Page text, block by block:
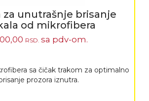
za unutrašnje brisanje
od mikrofibera
RSD. sa pdv-om.
sa čičak trakom za optimalno
prozora iznutra.